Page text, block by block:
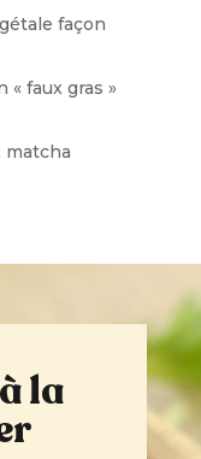
façon
« faux gras »
matcha
la